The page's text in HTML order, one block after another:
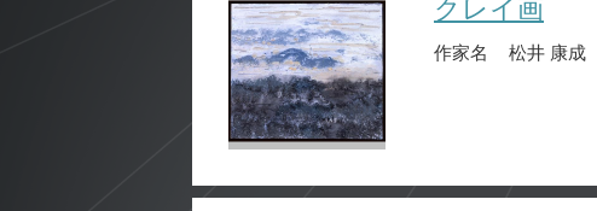
クレイ画
作家名 松井 康成